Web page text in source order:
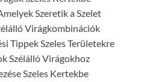
Szeretik a Szelet
Virágkombinációk
Tippek Szeles Területekre
Szélálló Virágokhoz
Szeles Kertekbe